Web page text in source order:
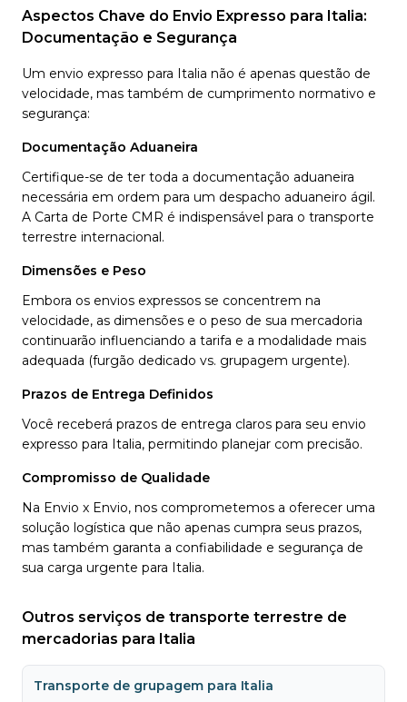
Aspectos Chave do Envio Expresso para Italia:
Documentação e Segurança
Um envio expresso para Italia não é apenas questão de
velocidade, mas também de cumprimento normativo e
segurança:
Documentação Aduaneira
Certifique-se de ter toda a documentação aduaneira
necessária em ordem para um despacho aduaneiro ágil.
A Carta de Porte CMR é indispensável para o transporte
terrestre internacional.
Dimensões e Peso
Embora os envios expressos se concentrem na
velocidade, as dimensões e o peso de sua mercadoria
continuarão influenciando a tarifa e a modalidade mais
adequada (furgão dedicado vs. grupagem urgente).
Prazos de Entrega Definidos
Você receberá prazos de entrega claros para seu envio
expresso para Italia, permitindo planejar com precisão.
Compromisso de Qualidade
Na Envio x Envio, nos comprometemos a oferecer uma
solução logística que não apenas cumpra seus prazos,
mas também garanta a confiabilidade e segurança de
sua carga urgente para Italia.
Outros serviços de transporte terrestre de
mercadorias para Italia
Transporte de grupagem para Italia